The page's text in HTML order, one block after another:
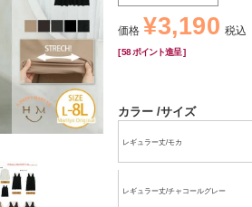
価格 ¥3,190 税込
[58 ポイント進呈 ]
カラー サイズ
レギュラー丈/モカ
レギュラー丈/チャコールグレー